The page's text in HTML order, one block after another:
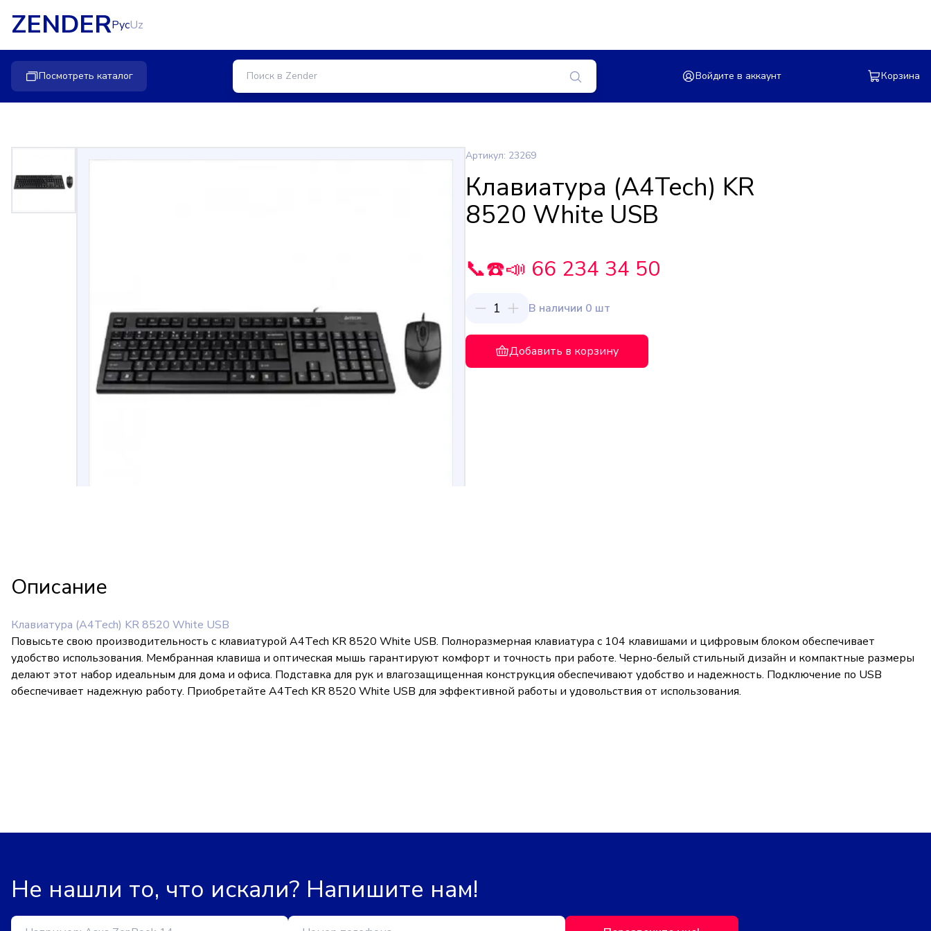
ZENDERРусUz
Посмотреть каталог Войдите в аккаунт Корзина
Артикул: 23269
Клавиатура (A4Tech) KR
8520 White USB
📞☎️📣 66 234 34 50
1 В наличии 0 шт
Добавить в корзину
Описание
Клавиатура (A4Tech) KR 8520 White USB
Повысьте свою производительность с клавиатурой A4Tech KR 8520 White USB. Полноразмерная клавиатура с 104 клавишами и цифровым блоком обеспечивает
удобство использования. Мембранная клавиша и оптическая мышь гарантируют комфорт и точность при работе. Черно-белый стильный дизайн и компактные размеры
делают этот набор идеальным для дома и офиса. Подставка для рук и влагозащищенная конструкция обеспечивают удобство и надежность. Подключение по USB
обеспечивает надежную работу. Приобретайте A4Tech KR 8520 White USB для эффективной работы и удовольствия от использования.
Не нашли то, что искали? Напишите нам!